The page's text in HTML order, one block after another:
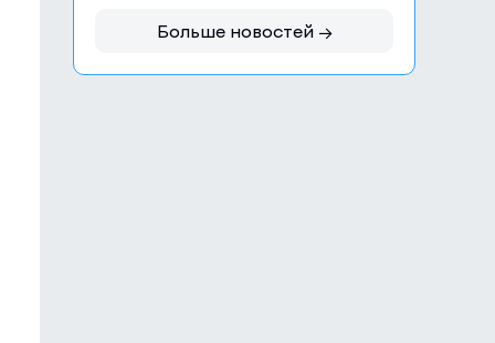
Больше новостей →